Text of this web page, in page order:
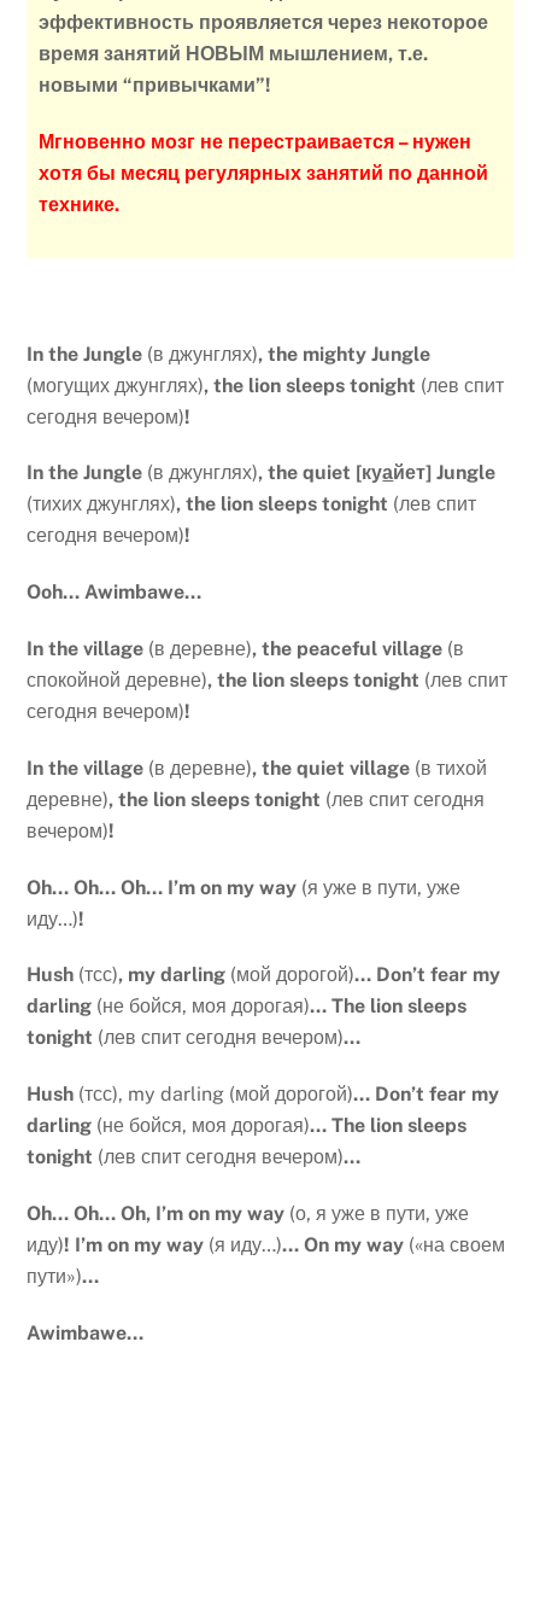
эффективность проявляется через некоторое
время занятий НОВЫМ мышлением, т.е.
новыми “привычками”!
Мгновенно мозг не перестраивается – нужен
хотя бы месяц регулярных занятий по данной
технике.
In the Jungle (в джунглях), the mighty Jungle
(могущих джунглях), the lion sleeps tonight (лев спит
сегодня вечером)!
In the Jungle (в джунглях), the quiet [куайет] Jungle
(тихих джунглях), the lion sleeps tonight (лев спит
сегодня вечером)!
Ooh… Awimbawe…
In the village (в деревне), the peaceful village (в
спокойной деревне), the lion sleeps tonight (лев спит
сегодня вечером)!
In the village (в деревне), the quiet village (в тихой
деревне), the lion sleeps tonight (лев спит сегодня
вечером)!
Oh… Oh… Oh… I’m on my way (я уже в пути, уже
иду…)!
Hush (тсс), my darling (мой дорогой)… Don’t fear my
darling (не бойся, моя дорогая)… The lion sleeps
tonight (лев спит сегодня вечером)…
Hush (тсс), my darling (мой дорогой)… Don’t fear my
darling (не бойся, моя дорогая)… The lion sleeps
tonight (лев спит сегодня вечером)…
Oh… Oh… Oh, I’m on my way (о, я уже в пути, уже
иду)! I’m on my way (я иду…)… On my way («на своем
пути»)…
Awimbawe…